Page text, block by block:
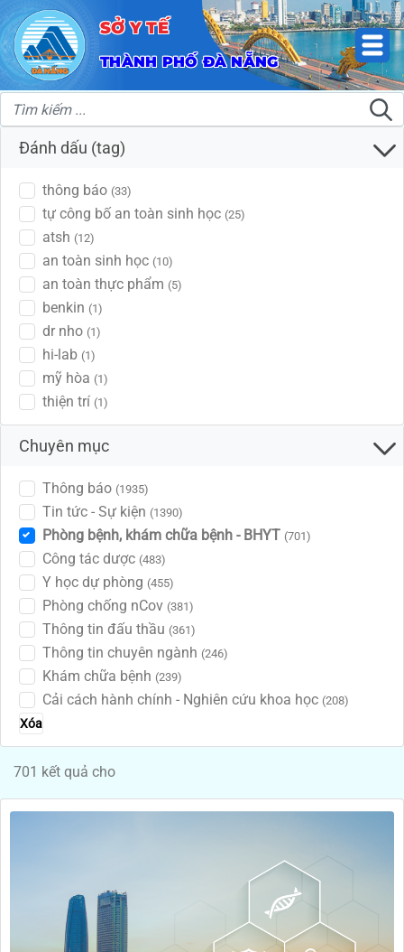
SỞ Y TẾ
THÀNH PHỐ ĐÀ NẴNG
Đánh dấu (tag)
thông báo (33)
tự công bố an toàn sinh học (25)
atsh (12)
an toàn sinh học (10)
an toàn thực phẩm (5)
benkin (1)
dr nho (1)
hi-lab (1)
mỹ hòa (1)
thiện trí (1)
Chuyên mục
Thông báo (1935)
Tin tức - Sự kiện (1390)
Phòng bệnh, khám chữa bệnh - BHYT (701)
Công tác dược (483)
Y học dự phòng (455)
Phòng chống nCov (381)
Thông tin đấu thầu (361)
Thông tin chuyên ngành (246)
Khám chữa bệnh (239)
Cải cách hành chính - Nghiên cứu khoa học (208)
Xóa
701 kết quả cho